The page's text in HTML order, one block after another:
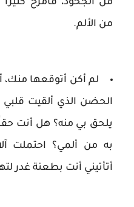
من الجحود، فامرح كثيراً
من الألم.
لم أكن أتوقعها منك،
الحضن الذي ألقيت قلبي
يلحق بي منه؟ هل أنت
به من ألمي؟ احتملت
أتأتيني أنت بطعنة غدر